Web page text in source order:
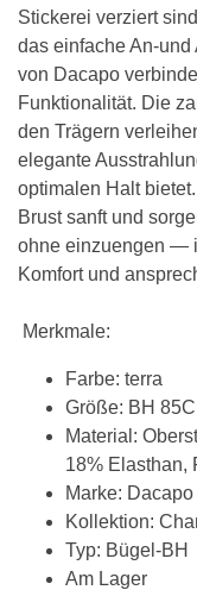
Stickerei verziert
das einfache An-
von Dacapo
Funktionalität. Die
den Trägern
elegante
optimalen Halt
Brust sanft und
ohne einzuengen —
Komfort und
Merkmale:
Farbe: terra
Größe: BH 85C
Material:
18% Elasthan,
Marke: Dacapo
Kollektion:
Typ: Bügel-BH
Am Lager